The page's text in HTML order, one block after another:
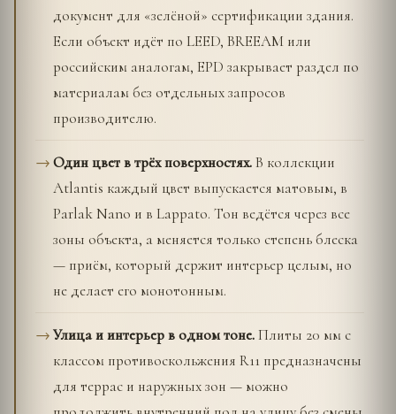
документ для «зелёной» сертификации здания.
Если объект идёт по LEED, BREEAM или
российским аналогам, EPD закрывает раздел по
материалам без отдельных запросов
производителю.
Один цвет в трёх поверхностях.В коллекции
Atlantis каждый цвет выпускается матовым, в
Parlak Nano и в Lappato. Тон ведётся через все
зоны объекта, а меняется только степень блеска
— приём, который держит интерьер целым, но
не делает его монотонным.
Улица и интерьер в одном тоне.Плиты 20 мм с
классом противоскольжения R11 предназначены
для террас и наружных зон — можно